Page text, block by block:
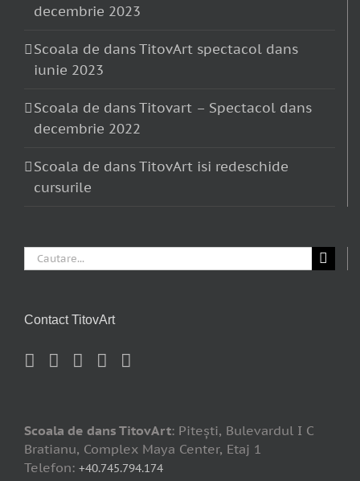
decembrie 2023
Scoala de dans TitovArt spectacol dans
iunie 2023
Scoala de dans Titovart – Spectacol dans
decembrie 2022
Scoala de dans TitovArt isi redeschide
cursurile
Cautare...
Contact TitovArt
Scoala de dans TitovArt: Piteşti, Bulevardul I C
Bratianu, Complex Maya Center, Etaj 1
Telefon: +40.745.794.174